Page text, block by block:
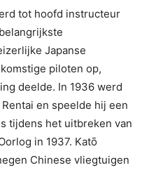
tot hoofd instructeur
Japanse
piloten op,
deelde. In 1936 werd
en speelde hij een
tijdens het uitbreken van
in 1937. Katō
Chinese vliegtuigen